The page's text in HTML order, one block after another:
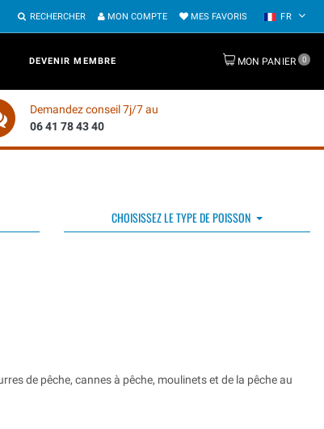
RECHERCHER MON COMPTE MES FAVORIS FR
DEVENIR MEMBRE MON PANIER 0
Demandez conseil 7j/7 au
06 41 78 43 40
CHOISISSEZ LE TYPE DE POISSON
de pêche, cannes à pêche, moulinets et de la pêche au